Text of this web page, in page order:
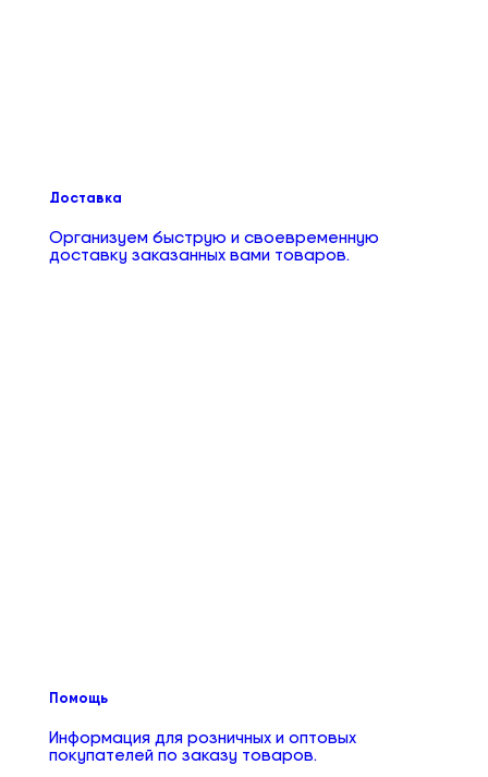
Доставка
Организуем быструю и своевременную
доставку заказанных вами товаров.
Помощь
Информация для розничных и оптовых
покупателей по заказу товаров.